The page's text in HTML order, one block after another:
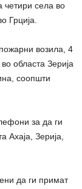
четири села во
Грција.
возила, 4
областа Зерија
соопшти
за да ги
Ахаја, Зерија,
да ги примат